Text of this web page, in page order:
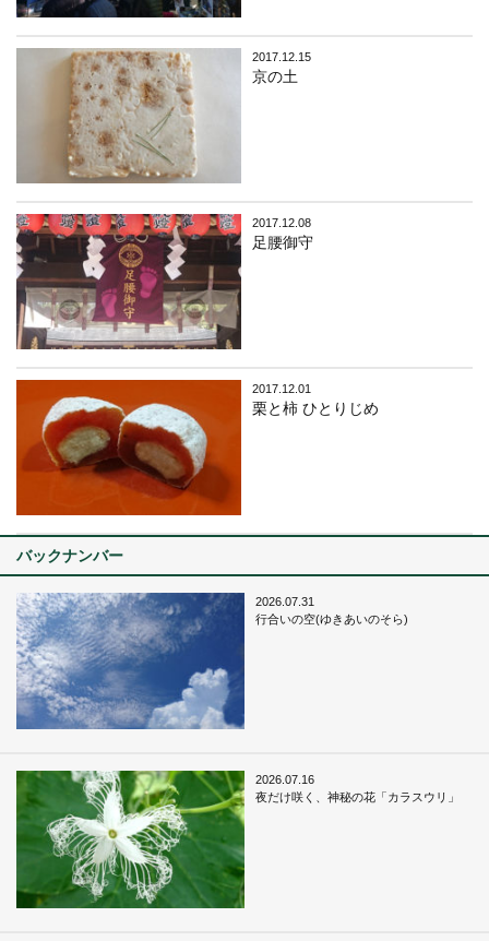
2017.12.15
京の土
2017.12.08
足腰御守
2017.12.01
栗と柿 ひとりじめ
バックナンバー
2026.07.31
行合いの空(ゆきあいのそら)
2026.07.16
夜だけ咲く、神秘の花「カラスウリ」